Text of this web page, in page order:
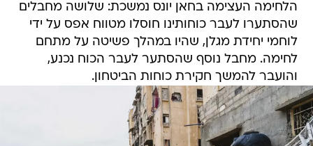
הלחימה העצימה בחאן יונס נמשכת: שלושה מחבלים
שהסתערו לעבר כוחותינו חוסלו מטווח אפס על ידי
לוחמי יחידת מגלן, שהיו במהלך פשיטה על מתחם
לחימה. מחבל נוסף שהסתער לעבר הכוח נכנע,
והועבר להמשך חקירת כוחות הביטחון.